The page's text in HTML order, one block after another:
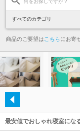
商品のご要望は こちらにお寄
最安値でおしゃれ寝室にな